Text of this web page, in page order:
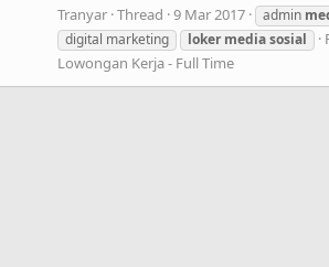
Tranyar Thread 9 Mar 2017 admin
digital marketing
loker mediasosial
Lowongan Kerja - Full Time